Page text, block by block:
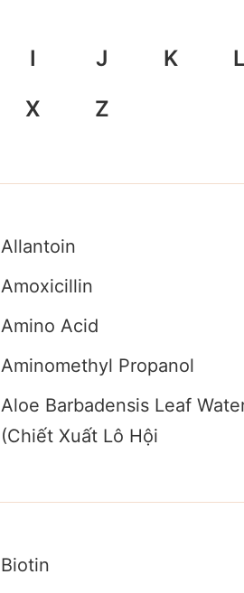
I J K L
X Z
Allantoin
Amoxicillin
Amino Acid
Aminomethyl Propanol
Aloe Barbadensis Leaf
(Chiết Xuất Lô Hội
Biotin